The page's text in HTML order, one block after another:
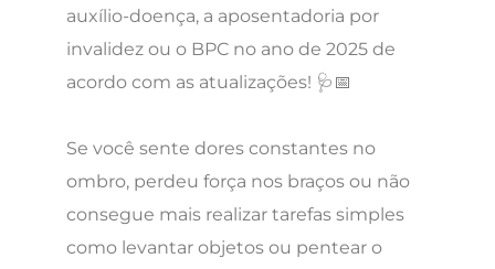
auxílio-doença, a aposentadoria por
invalidez ou o BPC no ano de 2025 de
acordo com as atualizações! 🩺📅
Se você sente dores constantes no
ombro, perdeu força nos braços ou não
consegue mais realizar tarefas simples
como levantar objetos ou pentear o